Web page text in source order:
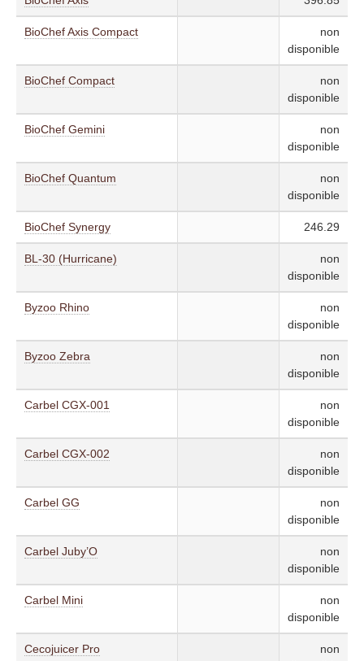
BioChef Axis Compact
non
disponible
BioChef Compact
non
disponible
BioChef Gemini
non
disponible
BioChef Quantum
non
disponible
BioChef Synergy 246.29
BL-30 (Hurricane)
non
disponible
Byzoo Rhino
non
disponible
Byzoo Zebra
non
disponible
Carbel CGX-001
non
disponible
Carbel CGX-002
non
disponible
Carbel GG
non
disponible
Carbel Juby’O
non
disponible
Carbel Mini
non
disponible
Cecojuicer Pro
non